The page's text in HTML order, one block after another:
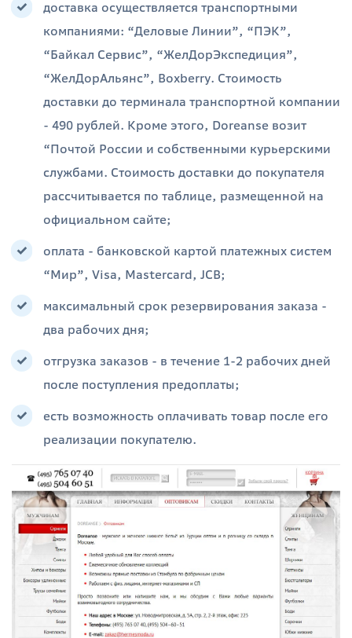
доставка осуществляется транспортными
компаниями: “Деловые Линии”, “ПЭК”,
“Байкал Сервис”, “ЖелДорЭкспедиция”,
“ЖелДорАльянс”, Boxberry. Стоимость
доставки до терминала транспортной компании
- 490 рублей. Кроме этого, Doreanse возит
“Почтой России и собственными курьерскими
службами. Стоимость доставки до покупателя
рассчитывается по таблице, размещенной на
официальном сайте;
оплата - банковской картой платежных систем
“Мир”, Visa, Mastercard, JCB;
максимальный срок резервирования заказа -
два рабочих дня;
отгрузка заказов - в течение 1-2 рабочих дней
после поступления предоплаты;
есть возможность оплачивать товар после его
реализации покупателю.